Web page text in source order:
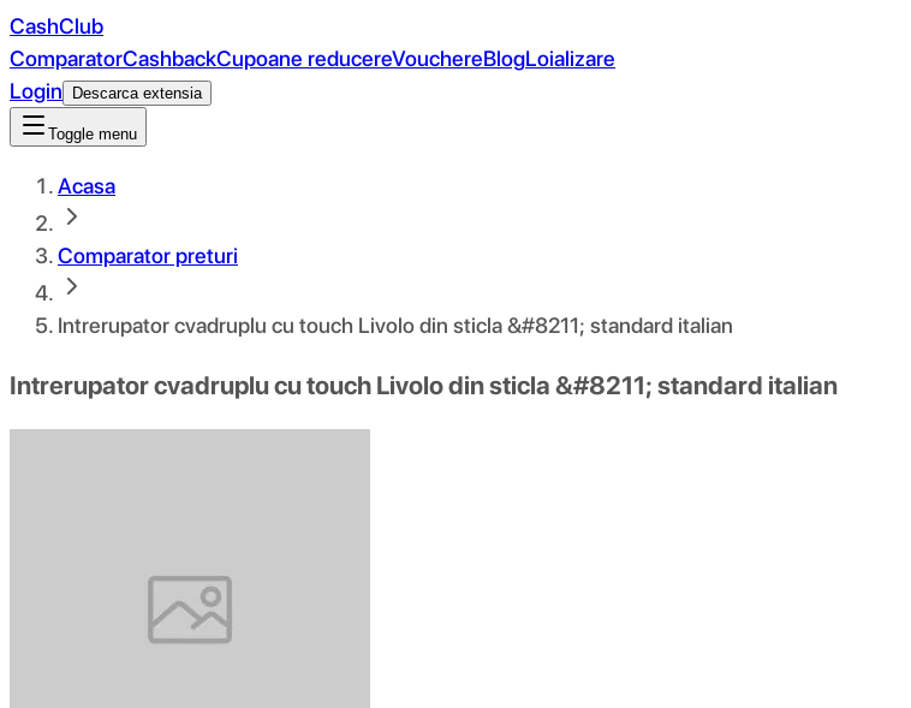
CashClub
ComparatorCashbackCupoane reducereVouchereBlogLoializare
Login
Descarca extensia
Toggle menu
Acasa
Comparator preturi
Intrerupator cvadruplu cu touch Livolo din sticla &#8211; standard italian
Intrerupator cvadruplu cu touch Livolo din sticla &#8211; standard italian